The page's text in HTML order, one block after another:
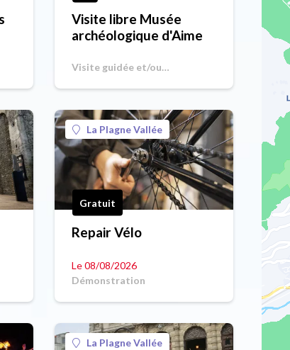
Visite libre Musée
archéologique d'Aime
Visite guidée et/ou
La Plagne Vallée
Gratuit
Repair Vélo
Le 08/08/2026
Démonstration
La Plagne Vallée